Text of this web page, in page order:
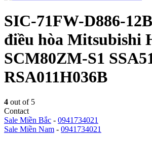
SIC-71FW-D886-
điều hòa Mitsubishi
SCM80ZM-S1
RSA011H036B
4 out of 5
Contact
Sale Miền Bắc - 0941734021
Sale Miền Nam - 0941734021